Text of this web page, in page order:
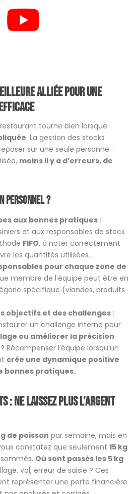
alliée pour une
tourne bien lorsque
. La gestion des stocks
sur une seule personne :
moins il y a d’erreurs, de
personnel ?
aux bonnes pratiques :
et aux responsables de stock
FIFO, à noter correctement
les quantités utilisées.
pour chaque zone de
membre de l’équipe peut être en
spécifique (viandes, produits
objectifs et des challenges :
un challenge interne pour
ou améliorer la précision
? Récompenser l’équipe lorsqu’un
crée une dynamique positive
bonnes pratiques.
: ne laissez plus l’argent
de poisson par semaine, mais en
constatez que seulement 15 kg
Où sont passés les 5 kg
vol, erreur de saisie ? Ces
représenter une perte financière